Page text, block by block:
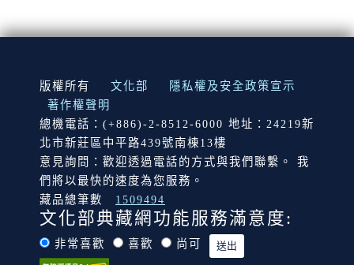
:::
版權所有 文化部
隱私權及安全政策宣示
著作權聲明
總機電話：(+886)-2-8512-6000 地址：24219新
北市新莊區中平路439號南棟13樓
意見詢問：歡迎透過電話的方式與我們聯繫。 我
們將以最快的速度為您服務。
藏品總筆數
1509494
文化部典藏網功能服務滿意度:
非常喜歡 喜歡 尚可